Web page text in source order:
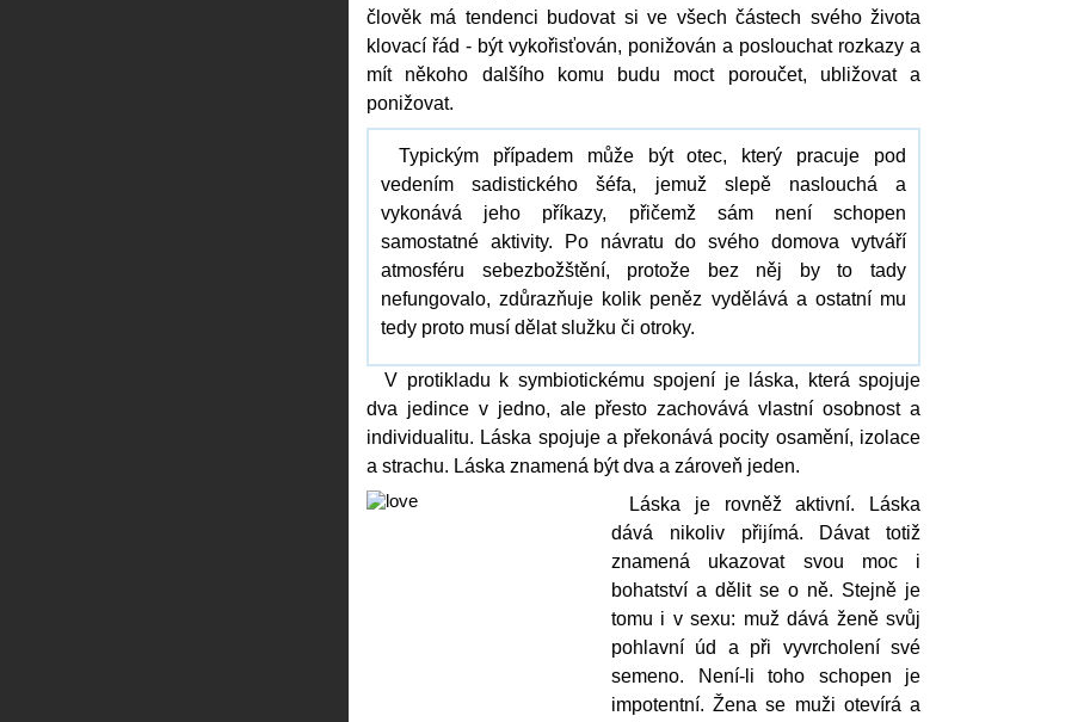
člověk má tendenci budovat si ve všech částech svého života
klovací řád - být vykořisťován, ponižován a poslouchat rozkazy a
mít někoho dalšího komu budu moct poroučet, ubližovat a
ponižovat.
Typickým případem může být otec, který pracuje pod
vedením sadistického šéfa, jemuž slepě naslouchá a
vykonává jeho příkazy, přičemž sám není schopen
samostatné aktivity. Po návratu do svého domova vytváří
atmosféru sebezbožštění, protože bez něj by to tady
nefungovalo, zdůrazňuje kolik peněz vydělává a ostatní mu
tedy proto musí dělat služku či otroky.
V protikladu k symbiotickému spojení je láska, která spojuje
dva jedince v jedno, ale přesto zachovává vlastní osobnost a
individualitu. Láska spojuje a překonává pocity osamění, izolace
a strachu. Láska znamená být dva a zároveň jeden.
Láska je rovněž aktivní. Láska
dává nikoliv přijímá. Dávat totiž
znamená ukazovat svou moc i
bohatství a dělit se o ně. Stejně je
tomu i v sexu: muž dává ženě svůj
pohlavní úd a při vyvrcholení své
semeno. Není-li toho schopen je
impotentní. Žena se muži otevírá a